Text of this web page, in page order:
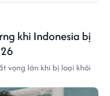
khi Indonesia bị
vọng lớn khi bị loại khỏi